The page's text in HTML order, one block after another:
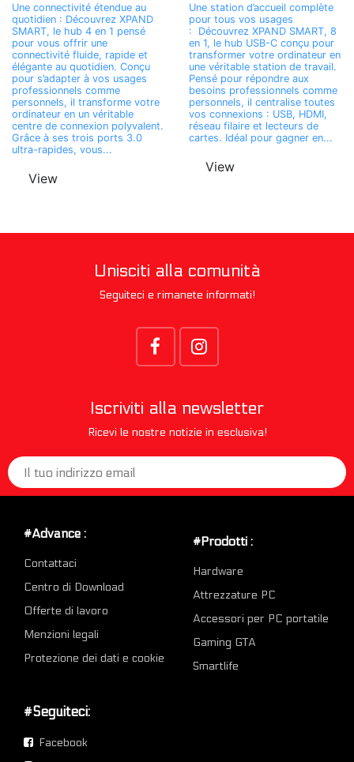
Une connectivité étendue au
quotidien : Découvrez XPAND
SMART, le hub 4 en 1 pensé
pour vous offrir une
connectivité fluide, rapide et
élégante au quotidien. Conçu
pour s’adapter à vos usages
professionnels comme
personnels, il transforme votre
ordinateur en un véritable
centre de connexion polyvalent.
Grâce à ses trois ports 3.0
ultra-rapides, vous...
View
Une station d’accueil complète
pour tous vos usages
: Découvrez XPAND SMART, 8
en 1, le hub USB-C conçu pour
transformer votre ordinateur en
une véritable station de travail.
Pensé pour répondre aux
besoins professionnels comme
personnels, il centralise toutes
vos connexions : USB, HDMI,
réseau filaire et lecteurs de
cartes. Idéal pour gagner en...
View
Unisciti alla comunità
Seguiteci e rimanete informati!
Iscriviti alla newsletter
Ricevi le nostre notizie in esclusiva!
#Advance :
Contattaci
Centro di Download
Offerte di lavoro
Menzioni legali
Protezione dei dati e cookie
#Prodotti :
Hardware
Attrezzature PC
Accessori per PC portatile
Gaming GTA
Smartlife
#Seguiteci:
Facebook